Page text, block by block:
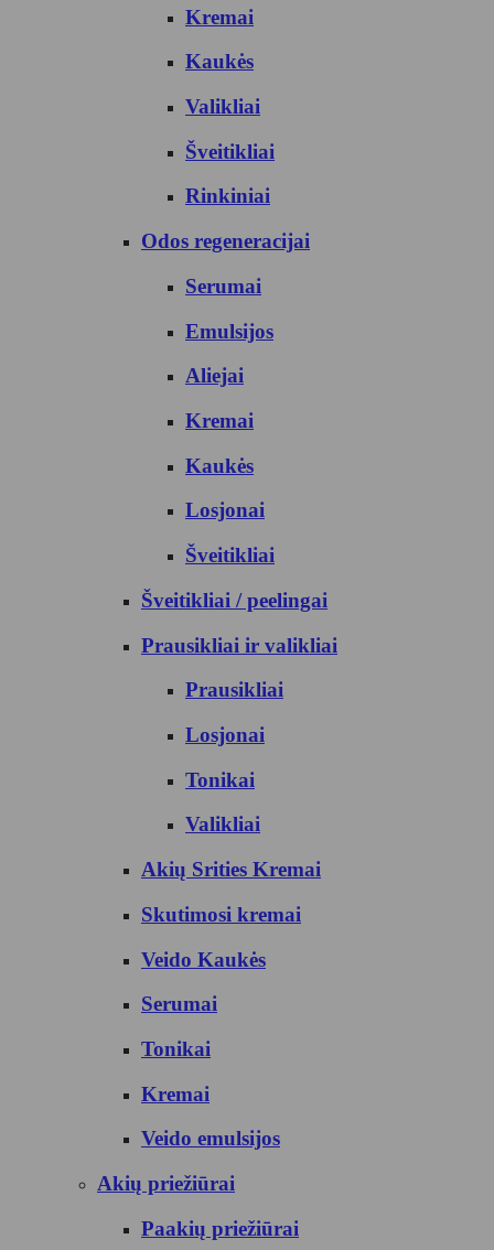
Kremai
Kaukės
Valikliai
Šveitikliai
Rinkiniai
Odos regeneracijai
Serumai
Emulsijos
Aliejai
Kremai
Kaukės
Losjonai
Šveitikliai
Šveitikliai / peelingai
Prausikliai ir valikliai
Prausikliai
Losjonai
Tonikai
Valikliai
Akių Srities Kremai
Skutimosi kremai
Veido Kaukės
Serumai
Tonikai
Kremai
Veido emulsijos
Akių priežiūrai
Paakių priežiūrai